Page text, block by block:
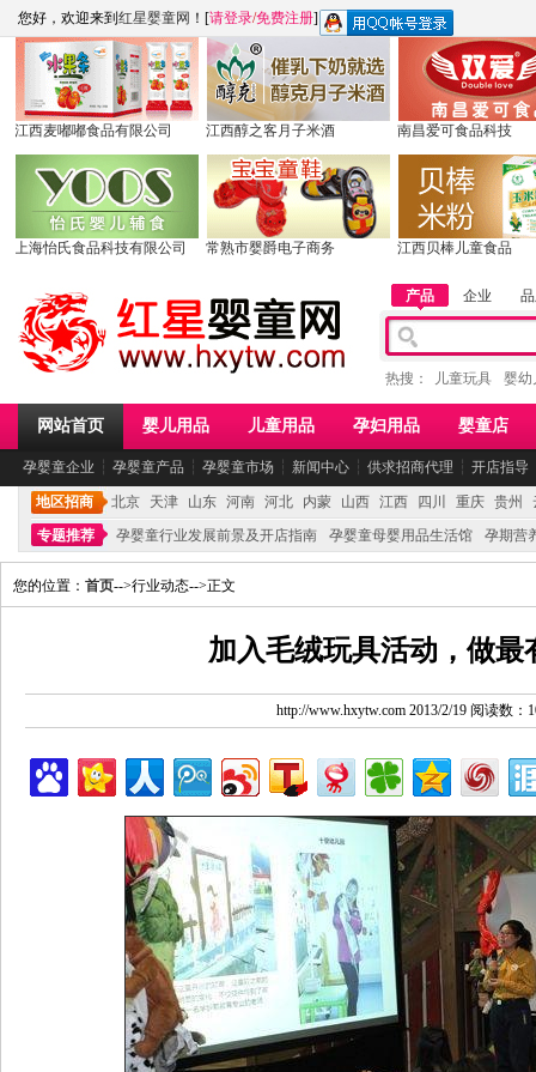
您好，欢迎来到 红星婴童网 ！[请登录/免费注册]
江西麦嘟嘟食品有限公司 江西醇之客月子米酒 南昌爱可食品科技
上海怡氏食品科技有限公司 常熟市婴爵电子商务 江西贝棒儿童食品
产品 企业
热搜： 儿童玩具 婴幼
网站首页 婴儿用品 儿童用品 孕妇用品 婴童店
孕婴童企业 ┆ 孕婴童产品 ┆ 孕婴童市场 ┆ 新闻中心 ┆ 供求招商代理 ┆ 开店指导
地区招商 北京 天津 山东 河南 河北 内蒙 山西 江西 四川 重庆 贵州
专题推荐
孕婴童行业发展前景及开店指南 孕婴童母婴用品生活馆 孕期营
您的位置： 首页-->行业动态-->正文
加入毛绒玩具活动，做最
http://www.hxytw.com 2013/2/19 阅读数：